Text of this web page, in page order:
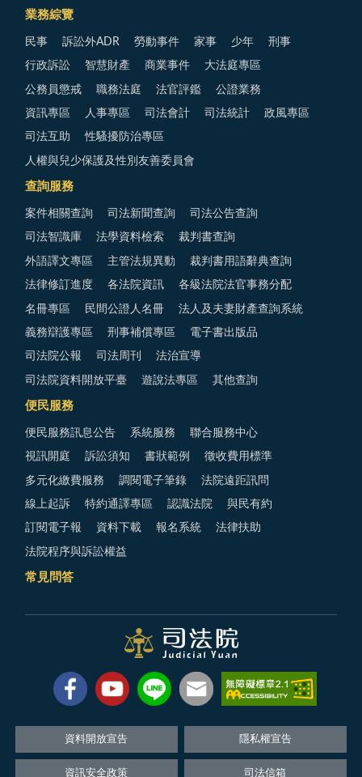
業務綜覽
民事 訴訟外ADR 勞動事件 家事 少年 刑事
行政訴訟 智慧財產 商業事件 大法庭專區
公務員懲戒 職務法庭 法官評鑑 公證業務
資訊專區 人事專區 司法會計 司法統計 政風專區
司法互助 性騷擾防治專區
人權與兒少保護及性別友善委員會
查詢服務
案件相關查詢 司法新聞查詢 司法公告查詢
司法智識庫 法學資料檢索 裁判書查詢
外語譯文專區 主管法規異動 裁判書用語辭典查詢
法律修訂進度 各法院資訊 各級法院法官事務分配
名冊專區 民間公證人名冊 法人及夫妻財產查詢系統
義務辯護專區 刑事補償專區 電子書出版品
司法院公報 司法周刊 法治宣導
司法院資料開放平臺 遊說法專區 其他查詢
便民服務
便民服務訊息公告 系統服務 聯合服務中心
視訊開庭 訴訟須知 書狀範例 徵收費用標準
多元化繳費服務 調閱電子筆錄 法院遠距訊問
線上起訴 特約通譯專區 認識法院 與民有約
訂閱電子報 資料下載 報名系統 法律扶助
法院程序與訴訟權益
常見問答
資料開放宣告 隱私權宣告
資訊安全政策 司法信箱